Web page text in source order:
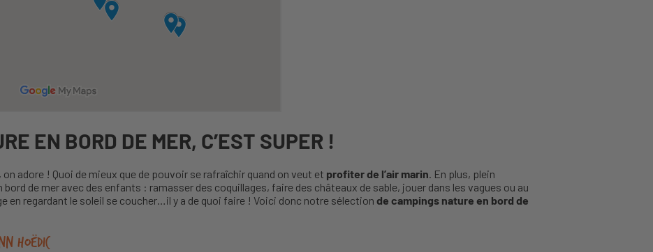
EN BORD DE MER, C’EST SUPER !
, on adore ! Quoi de mieux que de pouvoir se rafraîchir quand on veut et profiter de l’air marin. En plus, plein
de mer avec des enfants : ramasser des coquillages, faire des châteaux de sable, jouer dans les vagues ou au
en regardant le soleil se coucher…il y a de quoi faire ! Voici donc notre sélection de campings nature en bord de
Hoëdic